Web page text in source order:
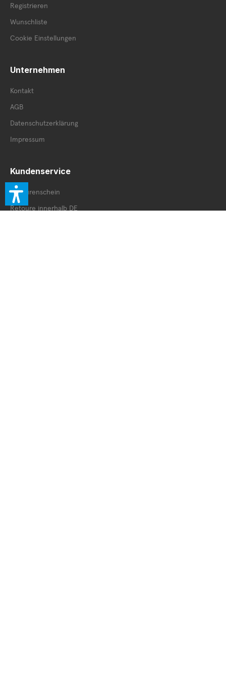
Registrieren
Wunschliste
Cookie Einstellungen
Unternehmen
Kontakt
AGB
Datenschutzerklärung
Impressum
Kundenservice
Retourenschein
Retoure innerhalb DE